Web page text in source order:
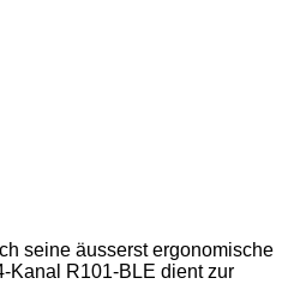
seine äusserst ergonomische
Kanal R101-BLE dient zur